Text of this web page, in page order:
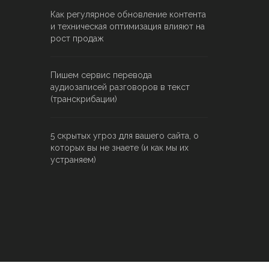
Как регулярное обновление контента
и техническая оптимизация влияют на
рост продаж
Пишем сервис перевода
аудиозаписей разговоров в текст
(транскрибации)
5 скрытых угроз для вашего сайта, о
которых вы не знаете (и как мы их
устраняем)